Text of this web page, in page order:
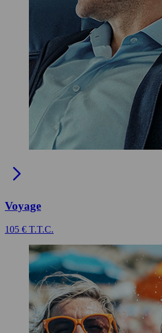
Voyage
105 € T.T.C.